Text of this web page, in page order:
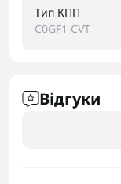
Тип КПП
C0GF1 CVT
Відгуки